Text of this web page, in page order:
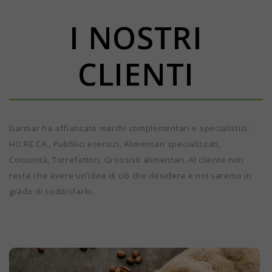
I NOSTRI
CLIENTI
Darmar ha affiancato marchi complementari e specialistici:
HO.RE.CA., Pubblici esercizi, Alimentari specializzati,
Comunità, Torrefattori, Grossisti alimentari. Al cliente non
resta che avere un’idea di ciò che desidera e noi saremo in
grado di soddisfarlo.